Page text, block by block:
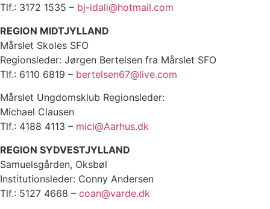
Tlf.: 3172 1535 – bj-idali@hotmail.com
REGION MIDTJYLLAND
Mårslet Skoles SFO
Regionsleder: Jørgen Bertelsen fra Mårslet SFO
Tlf.: 6110 6819 – bertelsen67@live.com
Mårslet Ungdomsklub Regionsleder:
Michael Clausen
Tlf.: 4188 4113 – micl@Aarhus.dk
REGION SYDVESTJYLLAND
Samuelsgården, Oksbøl
Institutionsleder: Conny Andersen
Tlf.: 5127 4668 – coan@varde.dk